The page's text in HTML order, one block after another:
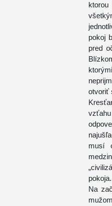
pokoj
pred
otvoriť
musí
pokoja.
Na